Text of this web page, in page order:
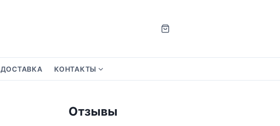
ДОСТАВКА КОНТАКТЫ
w
Отзывы